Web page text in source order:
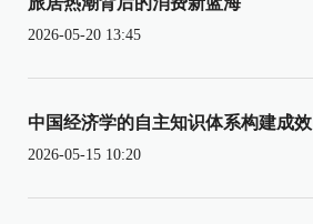
2026-05-20 13:45
中国经济学的自主知识体系构建成效
2026-05-15 10:20